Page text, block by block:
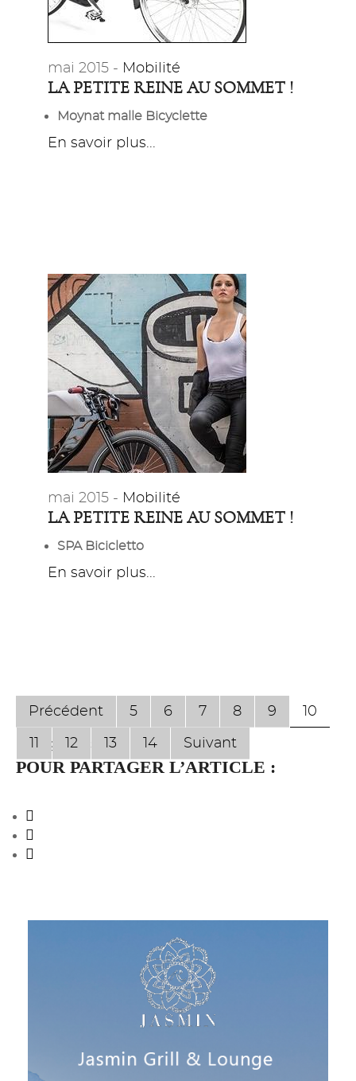
mai 2015 - Mobilité
LA PETITE REINE AU SOMMET !
Moynat malle Bicyclette
En savoir plus...
mai 2015 - Mobilité
LA PETITE REINE AU SOMMET !
SPA Bicicletto
En savoir plus...
Précédent 5 6 7 8 9 10
12 13 14 Suivant
Page 10 sur 17
POUR PARTAGER L’ARTICLE :